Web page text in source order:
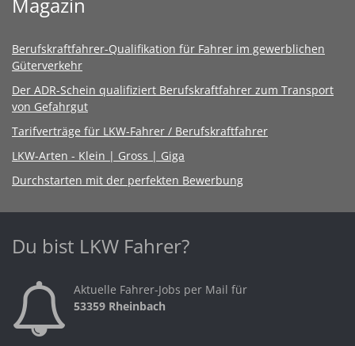
Berufskraftfahrer-Qualifikation für Fahrer im gewerblichen
Güterverkehr
Der ADR-Schein qualifiziert Berufskraftfahrer zum Transport
von Gefahrgut
Tarifverträge für LKW-Fahrer / Berufskraftfahrer
LKW-Arten - Klein | Gross | Giga
Durchstarten mit der perfekten Bewerbung
Du bist LKW Fahrer?
Aktuelle Fahrer-Jobs per Mail für
53359 Rheinbach